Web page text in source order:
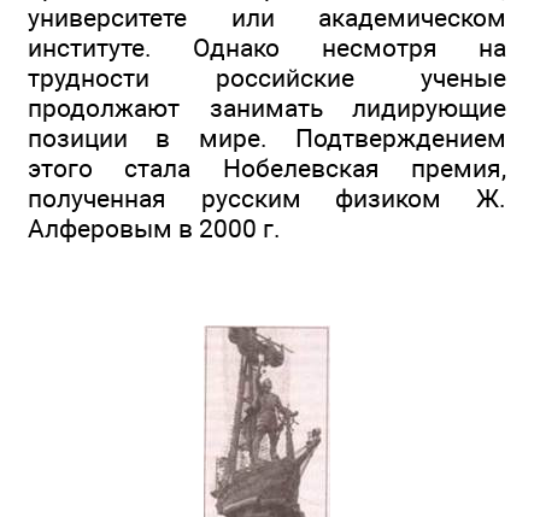
университете или академическом
институте. Однако несмотря на
трудности российские ученые
продолжают занимать лидирующие
позиции в мире. Подтверждением
этого стала Нобелевская премия,
полученная русским физиком Ж.
Алферовым в 2000 г.